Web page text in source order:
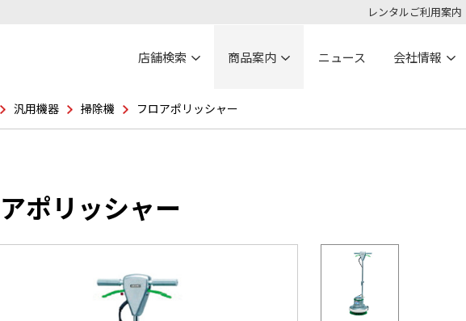
レンタルご利用案内
店舗検索 商品案内 ニュース 会社情報
汎用機器 掃除機 フロアポリッシャー
ポリッシャー